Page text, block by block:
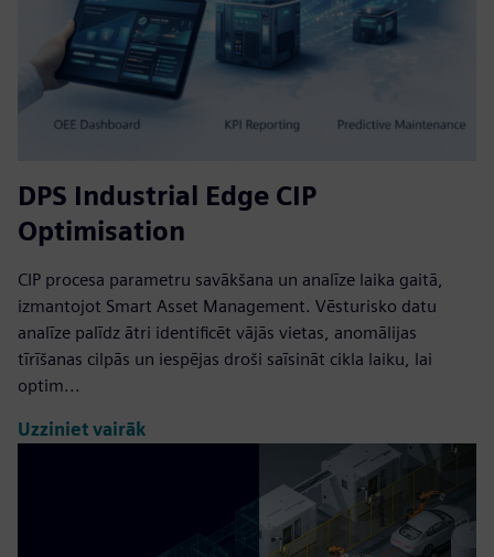
DPS Industrial Edge CIP
Optimisation
CIP procesa parametru savākšana un analīze laika gaitā,
izmantojot Smart Asset Management. Vēsturisko datu
analīze palīdz ātri identificēt vājās vietas, anomālijas
tīrīšanas cilpās un iespējas droši saīsināt cikla laiku, lai
optim...
Uzziniet vairāk